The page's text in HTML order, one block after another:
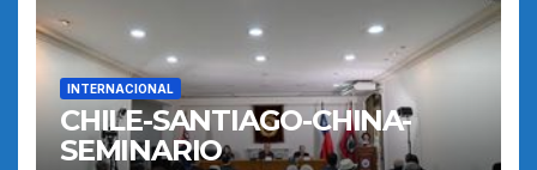
INTERNACIONAL
CHILE-SANTIAGO-CHINA-
SEMINARIO